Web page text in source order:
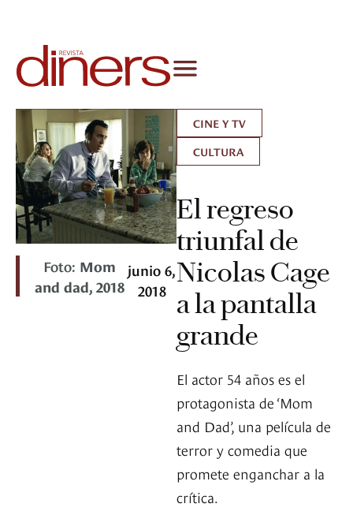
Foto: Mom
and dad, 2018
junio 6,
2018
CINE Y TV
CULTURA
El regreso
triunfal de
Nicolas Cage
a la pantalla
grande
El actor 54 años es el
protagonista de ‘Mom
and Dad’, una película de
terror y comedia que
promete enganchar a la
crítica.